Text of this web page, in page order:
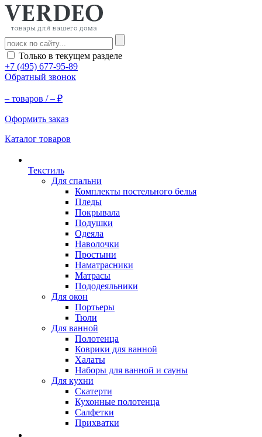
Только в текущем разделе
+7 (495) 677-95-89
Обратный звонок
– товаров /– ₽
Оформить заказ
Каталог товаров
Текстиль
Для спальни
Комплекты постельного белья
Пледы
Покрывала
Подушки
Одеяла
Наволочки
Простыни
Наматрасники
Матрасы
Пододеяльники
Для окон
Портьеры
Тюли
Для ванной
Полотенца
Коврики для ванной
Халаты
Наборы для ванной и сауны
Для кухни
Скатерти
Кухонные полотенца
Салфетки
Прихватки